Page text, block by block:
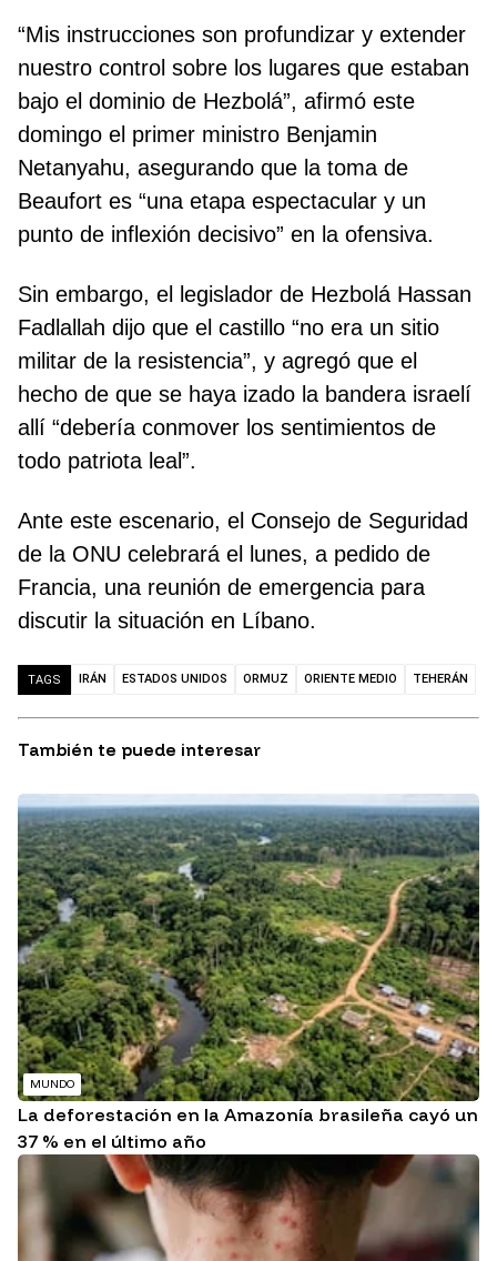
“Mis instrucciones son profundizar y extender
nuestro control sobre los lugares que estaban
bajo el dominio de Hezbolá”, afirmó este
domingo el primer ministro Benjamin
Netanyahu, asegurando que la toma de
Beaufort es “una etapa espectacular y un
punto de inflexión decisivo” en la ofensiva.
Sin embargo, el legislador de Hezbolá Hassan
Fadlallah dijo que el castillo “no era un sitio
militar de la resistencia”, y agregó que el
hecho de que se haya izado la bandera israelí
allí “debería conmover los sentimientos de
todo patriota leal”.
Ante este escenario, el Consejo de Seguridad
de la ONU celebrará el lunes, a pedido de
Francia, una reunión de emergencia para
discutir la situación en Líbano.
TAGS IRÁN ESTADOS UNIDOS ORMUZ ORIENTE MEDIO TEHERÁN
También te puede interesar
MUNDO
La deforestación en la Amazonía brasileña cayó un
37 % en el último año